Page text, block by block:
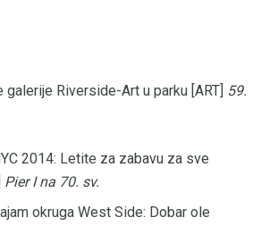
galerije Riverside-Art u parku [ART] 59.
2014: Letite za zabavu za sve
Pier I na 70. sv.
okruga West Side: Dobar ole